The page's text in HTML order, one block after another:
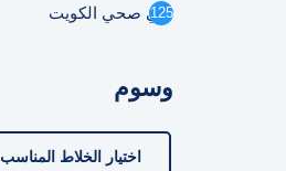
فني صحي الكويت
125
وسوم
اختيار الخلاط المناسب